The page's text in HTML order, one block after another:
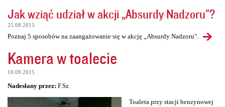
Jak wziąć udział w akcji „Absurdy Nadzoru"?
25.08.2015
Poznaj 5 sposobów na zaangażowanie się w akcję „Absurdy Nadzoru".
Kamera w toalecie
10.09.2015
Nadesłany przez: F.Sz
Toaleta przy stacji benzynowej